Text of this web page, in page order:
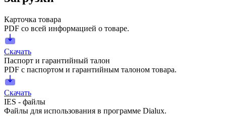
Карточка товара
PDF со всей информацией о товаре.
Скачать
Паспорт и гарантийный талон
PDF с паспортом и гарантийным талоном товара.
Скачать
IES - файлы
Файлы для использования в программе Dialux.